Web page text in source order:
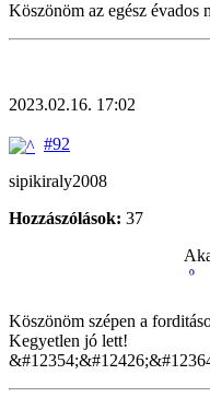
Köszönöm az egész évados
2023.02.16. 17:02
#92
sipikiraly2008
Hozzászólások: 37
Köszönöm szépen a
Kegyetlen jó lett!